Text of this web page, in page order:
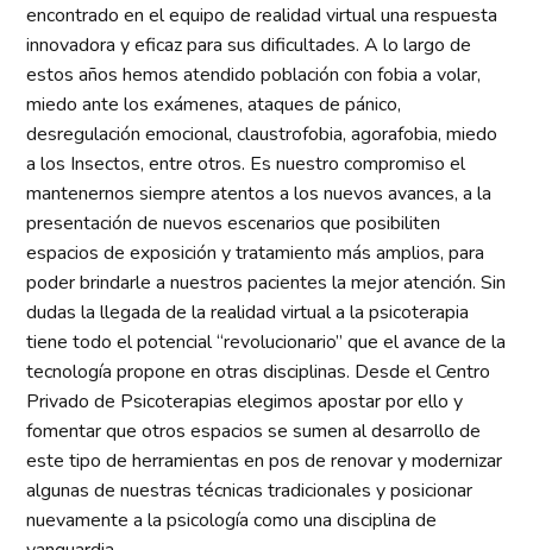
encontrado en el equipo de realidad virtual una respuesta
innovadora y eficaz para sus dificultades. A lo largo de
estos años hemos atendido población con fobia a volar,
miedo ante los exámenes, ataques de pánico,
desregulación emocional, claustrofobia, agorafobia, miedo
a los Insectos, entre otros. Es nuestro compromiso el
mantenernos siempre atentos a los nuevos avances, a la
presentación de nuevos escenarios que posibiliten
espacios de exposición y tratamiento más amplios, para
poder brindarle a nuestros pacientes la mejor atención. Sin
dudas la llegada de la realidad virtual a la psicoterapia
tiene todo el potencial “revolucionario” que el avance de la
tecnología propone en otras disciplinas. Desde el Centro
Privado de Psicoterapias elegimos apostar por ello y
fomentar que otros espacios se sumen al desarrollo de
este tipo de herramientas en pos de renovar y modernizar
algunas de nuestras técnicas tradicionales y posicionar
nuevamente a la psicología como una disciplina de